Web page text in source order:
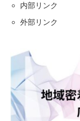
内部リンク
外部リンク